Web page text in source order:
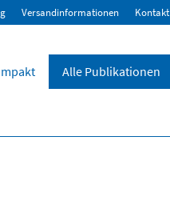
Versandinformationen Kontakt
Alle Publikationen